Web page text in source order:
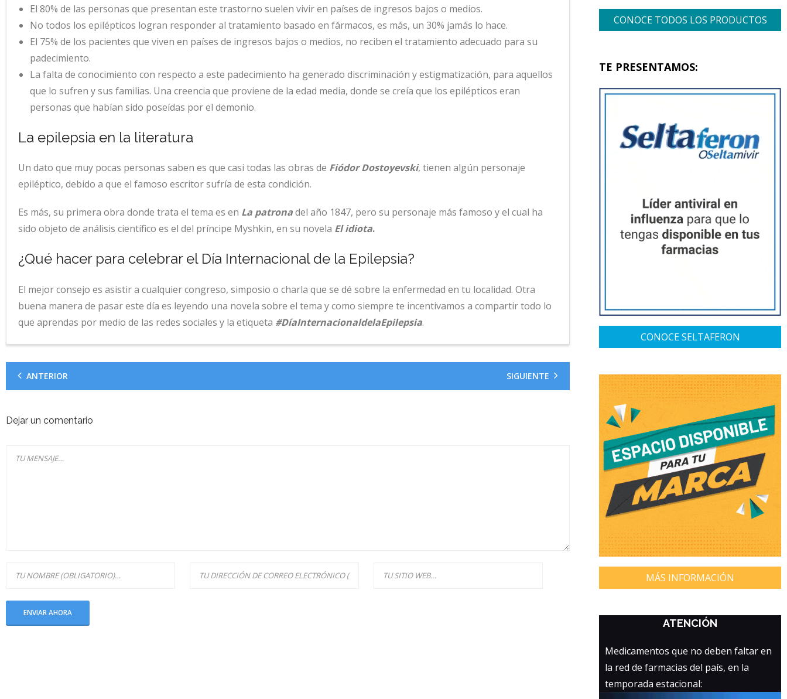
El 80% de las personas que presentan este trastorno suelen vivir en países de ingresos bajos o medios.
No todos los epilépticos logran responder al tratamiento basado en fármacos, es más, un 30% jamás lo hace.
El 75% de los pacientes que viven en países de ingresos bajos o medios, no reciben el tratamiento adecuado para su
padecimiento.
La falta de conocimiento con respecto a este padecimiento ha generado discriminación y estigmatización, para aquellos
que lo sufren y sus familias. Una creencia que proviene de la edad media, donde se creía que los epilépticos eran
personas que habían sido poseídas por el demonio.
La epilepsia en la literatura
Un dato que muy pocas personas saben es que casi todas las obras de Fiódor Dostoyevski, tienen algún personaje
epiléptico, debido a que el famoso escritor sufría de esta condición.
Es más, su primera obra donde trata el tema es en La patronadel año 1847, pero su personaje más famoso y el cual ha
sido objeto de análisis científico es el del príncipe Myshkin, en su novela El idiota.
¿Qué hacer para celebrar el Día Internacional de la Epilepsia?
El mejor consejo es asistir a cualquier congreso, simposio o charla que se dé sobre la enfermedad en tu localidad. Otra
buena manera de pasar este día es leyendo una novela sobre el tema y como siempre te incentivamos a compartir todo lo
que aprendas por medio de las redes sociales y la etiqueta #DíaInternacionaldelaEpilepsia.
ANTERIOR SIGUIENTE
Dejar un comentario
CONOCE TODOS LOS PRODUCTOS
TE PRESENTAMOS:
CONOCE SELTAFERON
MÁS INFORMACIÓN
ATENCIÓN
Medicamentos que no deben faltar en
la red de farmacias del país, en la
temporada estacional: